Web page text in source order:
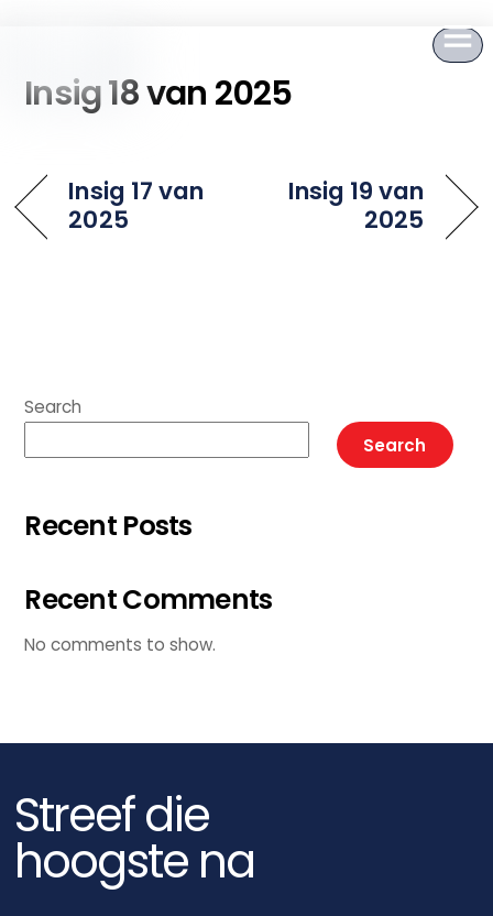
Insig 18 van 2025
Insig 17 van
2025
Insig 19 van
2025
Search
Search
Recent Posts
Recent Comments
No comments to show.
Streef die
hoogste na